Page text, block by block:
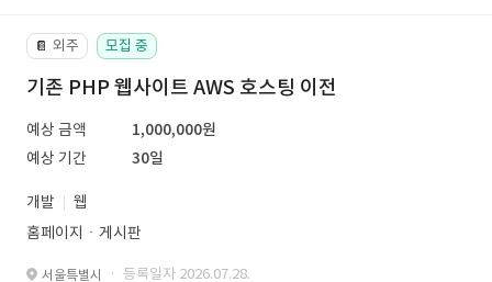
📔 외주 모집 중
기존 PHP 웹사이트 AWS 호스팅 이전
예상 금액
1,000,000원
예상 기간
30일
개발
웹
홈페이지ㆍ게시판
서울특별시 · 등록일자 2026.07.28.